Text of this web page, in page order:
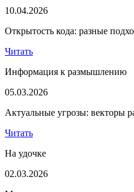
10.04.2026
Открытость кода: разные
Читать
Информация к размышлению
05.03.2026
Актуальные угрозы: векторы
Читать
На удочке
02.03.2026